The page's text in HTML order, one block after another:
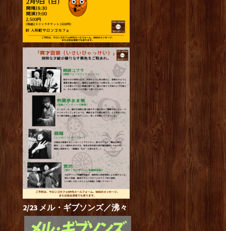
2/23 メル・ギブソンズ／沸々